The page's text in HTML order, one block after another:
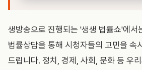
생방송으로 진행되는 '생생 법률쇼'에서
법률상담을 통해 시청자들의 고민을 속
드립니다. 정치, 경제, 사회, 문화 등 우